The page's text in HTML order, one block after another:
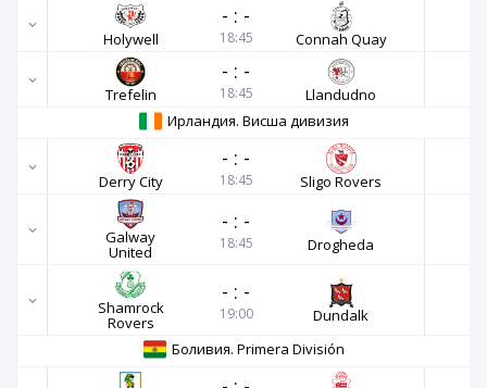
Holywell
- : -
18:45 Connah Quay
Trefelin
- : -
18:45
Llandudno
Ирландия. Висша дивизия
Derry City
- : -
18:45 Sligo Rovers
Galway
United
- : -
18:45 Drogheda
Shamrock
Rovers
- : -
19:00
Dundalk
Боливия. Primera División